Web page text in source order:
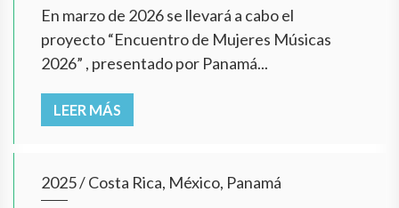
En marzo de 2026 se llevará a cabo el
proyecto “Encuentro de Mujeres Músicas
2026” , presentado por Panamá...
LEER MÁS
2025/Costa Rica, México, Panamá